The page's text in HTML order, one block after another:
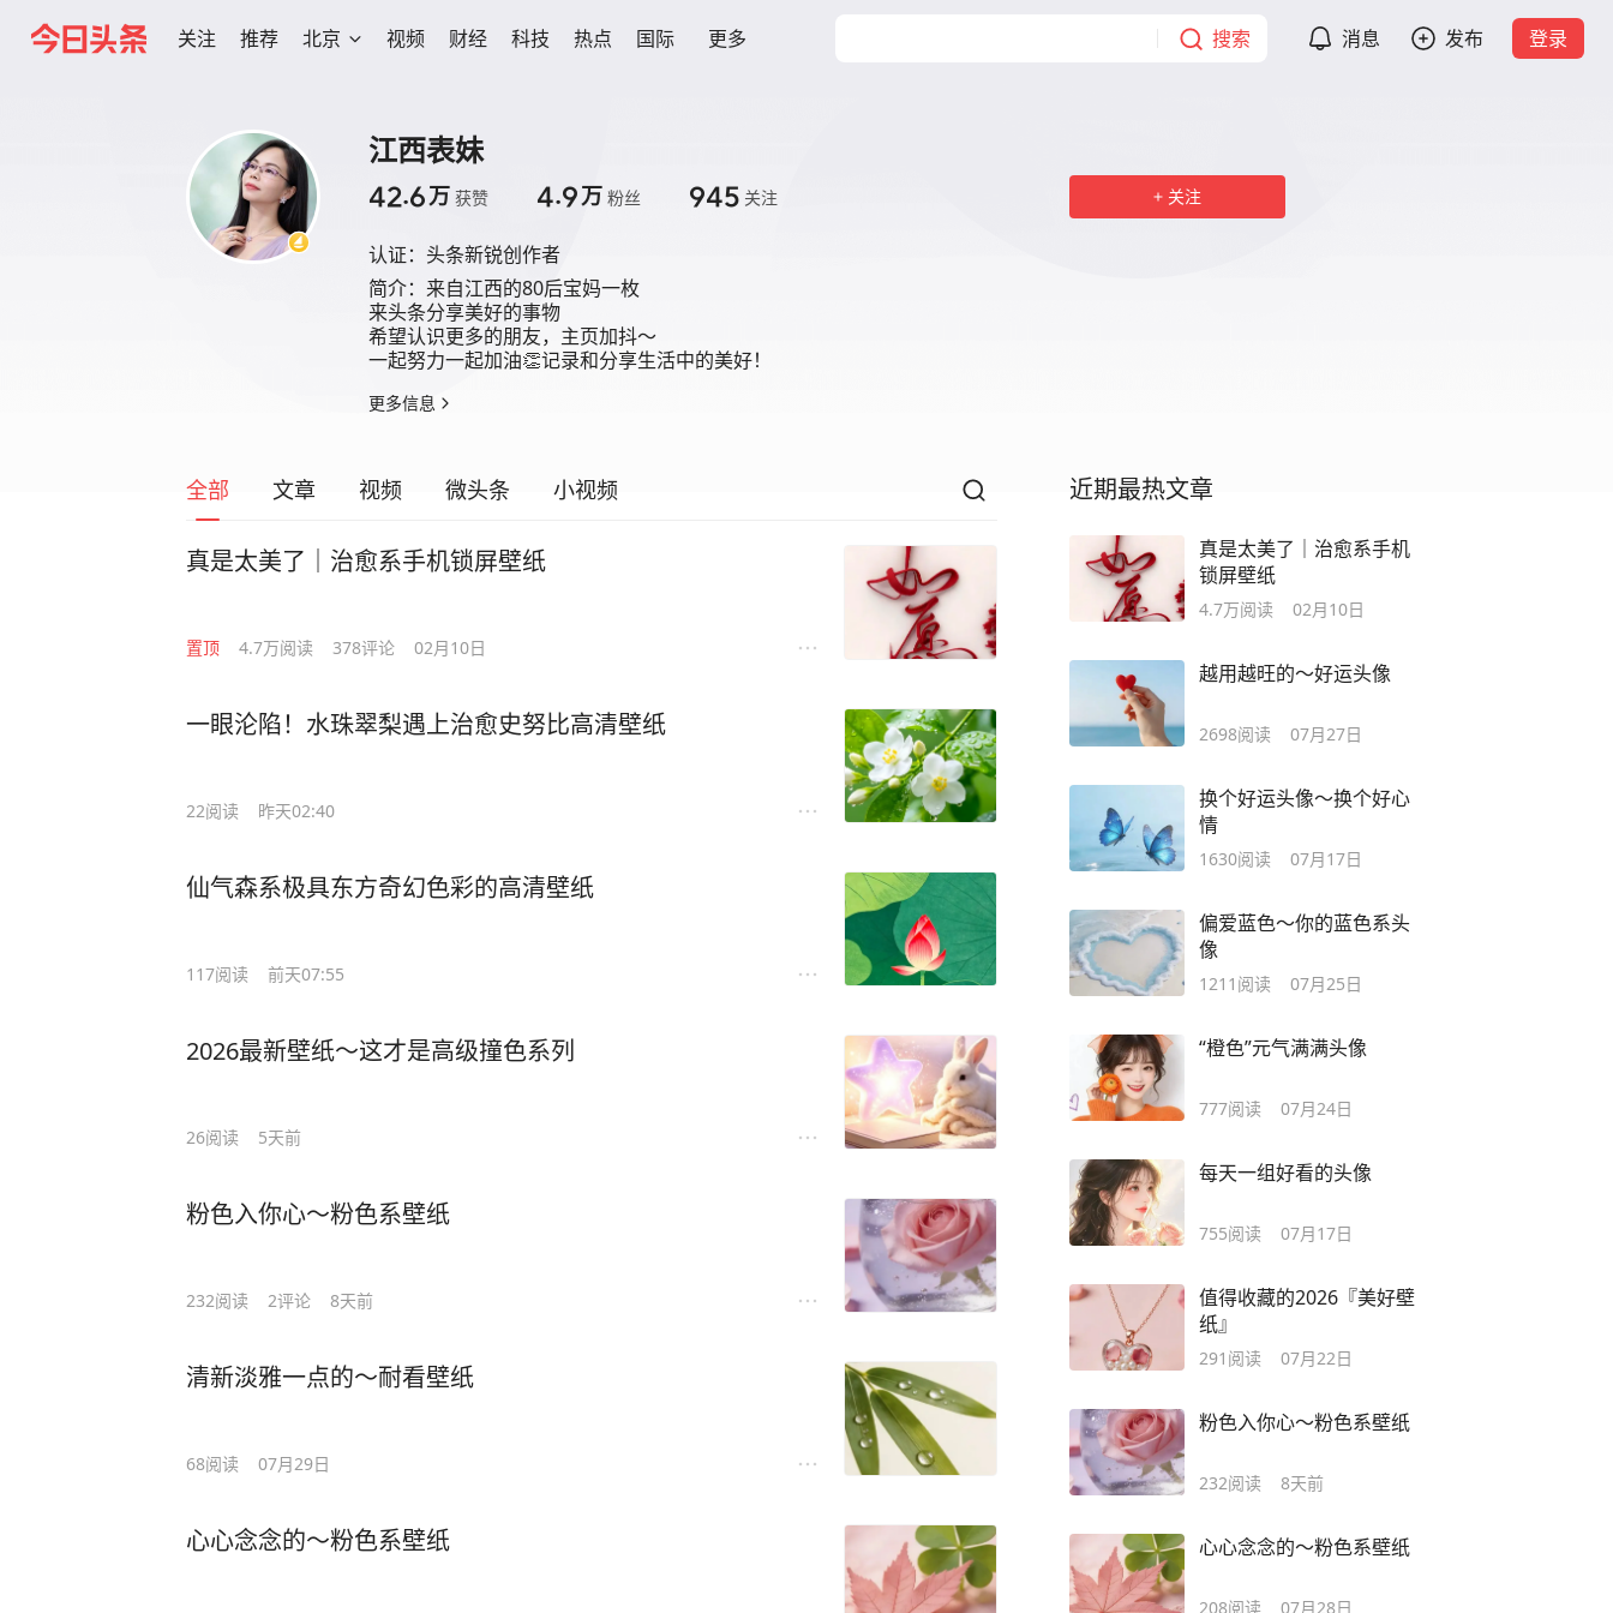
关注 推荐 北京 视频 财经 科技 热点 国际 更多 搜索 消息 发布 登录
江西表妹
42.6万 获赞 4.9万 粉丝 945 关注
认证： 头条新锐创作者
简介： 来自江西的80后宝妈一枚
来头条分享美好的事物
希望认识更多的朋友，主页加抖～
一起努力一起加油👏记录和分享生活中的美好！
更多信息
关注
全部 文章 视频 微头条 小视频
真是太美了｜治愈系手机锁屏壁纸
置顶 4.7万阅读 378评论 02月10日
一眼沦陷！水珠翠梨遇上治愈史努比高清壁纸
22阅读 昨天02:40
仙气森系极具东方奇幻色彩的高清壁纸
117阅读 前天07:55
2026最新壁纸～这才是高级撞色系列
26阅读 5天前
粉色入你心～粉色系壁纸
232阅读 2评论 8天前
清新淡雅一点的～耐看壁纸
68阅读 07月29日
心心念念的～粉色系壁纸
近期最热文章
真是太美了｜治愈系手机
锁屏壁纸
4.7万阅读 02月10日
越用越旺的～好运头像
2698阅读 07月27日
换个好运头像～换个好心
情
1630阅读 07月17日
偏爱蓝色～你的蓝色系头
像
1211 阅读 07月25日
“橙色”元气满满头像
777阅读 07月24日
每天一组好看的头像
755阅读 07月17日
值得收藏的2026『美好壁
纸』
291 阅读 07月22日
粉色入你心～粉色系壁纸
232阅读 8天前
心心念念的～粉色系壁纸
208阅读 07月28日